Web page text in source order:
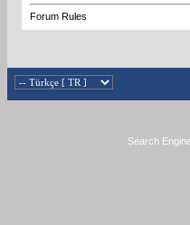
Forum Rules
Search